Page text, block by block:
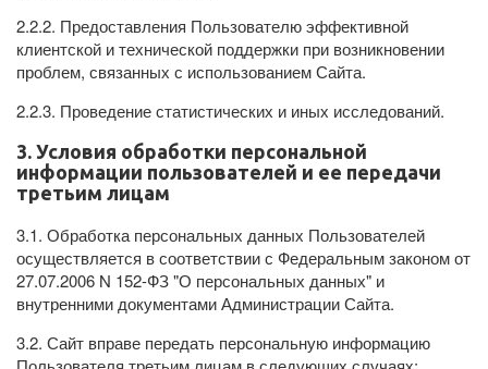
2.2.2. Предоставления Пользователю эффективной
клиентской и технической поддержки при возникновении
проблем, связанных с использованием Сайта.
2.2.3. Проведение статистических и иных исследований.
3. Условия обработки персональной
информации пользователей и ее передачи
третьим лицам
3.1. Обработка персональных данных Пользователей
осуществляется в соответствии с Федеральным законом от
27.07.2006 N 152-ФЗ "О персональных данных" и
внутренними документами Администрации Сайта.
3.2. Сайт вправе передать персональную информацию